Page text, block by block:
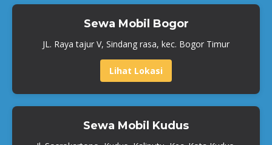
Sewa Mobil Bogor
JL. Raya tajur V, Sindang rasa, kec. Bogor Timur
Lihat Lokasi
Sewa Mobil Kudus